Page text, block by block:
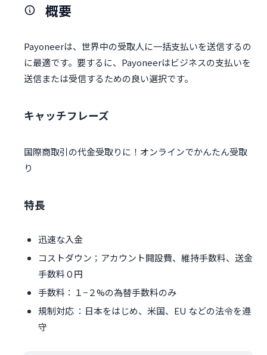
概要
Payoneerは、世界中の受取人に一括支払いを送信するの
に最適です。要するに、Payoneerはビジネスの支払いを
送信または受信するための良い選択です。
キャッチフレーズ
国際商取引の代金受取りに！オンラインでかんたん受取
り
特長
迅速な入金
コストダウン；アカウント開設費、維持手数料、送金
手数料０円
手数料：１−２%の為替手数料のみ
規制対応 ：日本をはじめ、米国、EU などの法令を遵
守